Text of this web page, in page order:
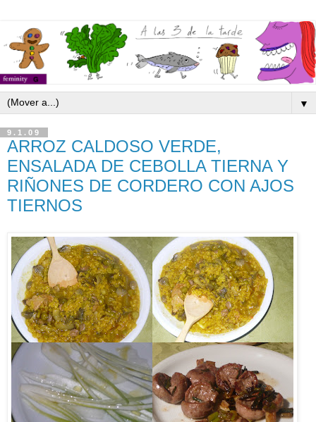
▼
9.1.09
ARROZ CALDOSO VERDE,
ENSALADA DE CEBOLLA TIERNA Y
RIÑONES DE CORDERO CON AJOS
TIERNOS